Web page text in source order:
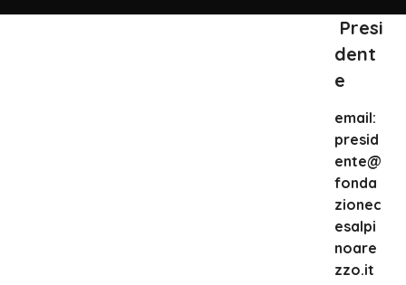
Presi
dent
e
email:
presid
ente@
fonda
zionec
esalpi
noare
zzo.it